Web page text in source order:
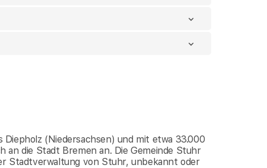
(Niedersachsen) und mit etwa 33.000
an die Stadt Bremen an. Die Gemeinde Stuhr
Stadtverwaltung von Stuhr, unbekannt oder